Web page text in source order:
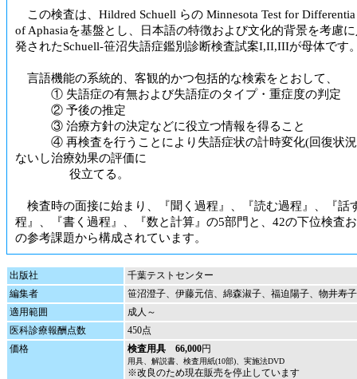
この検査は、Hildred Schuell らの Minnesota Test for Differentia
of Aphasiaを基盤とし、日本語の特徴および文化的背景を考慮
発されたSchuell-笹沼失語症鑑別診断検査試案I,II,IIIが母体です
言語機能の系統的、客観的かつ包括的な検索をとおして、
① 失語症の有無および失語症のタイプ・重症度の判定
② 予後の推定
③ 治療方針の決定などに役立つ情報を得ること
④ 再検査を行うことにより失語症状の計時変化(回復状況
ないし治療効果の評価に
役立てる。
検査時の面接に始まり、『聞く過程』、『読む過程』、『話
程』、『書く過程』、『数と計算』の5部門と、42の下位検査
の参考課題から構成されています。
出版社
千葉テストセンター
編集者
笹沼澄子、伊藤元信、綿森淑子、福迫陽子、物井寿
適用範囲
成人～
医科診療報酬点数
450点
価格
検査用具 66,000円
用具、解説書、検査用紙(10部)、実施法DVD
※改良のため現在販売を停止しています